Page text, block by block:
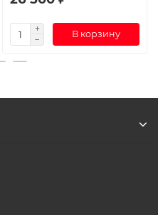
В корзину